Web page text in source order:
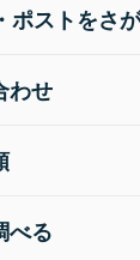
ポストをさ
わせ
べる